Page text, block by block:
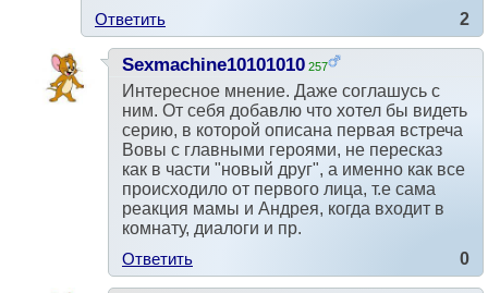
Ответить
2
Sexmachine10101010 257
11.10.2025 19:15 #
Интересное мнение. Даже соглашусь с
ним. От себя добавлю что хотел бы видеть
серию, в которой описана первая встреча
Вовы с главными героями, не пересказ
как в части "новый друг", а именно как все
происходило от первого лица, т.е сама
реакция мамы и Андрея, когда входит в
комнату, диалоги и пр.
Ответить
0